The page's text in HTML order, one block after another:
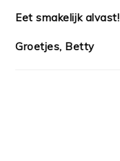
Eet smakelijk alvast!
Groetjes, Betty